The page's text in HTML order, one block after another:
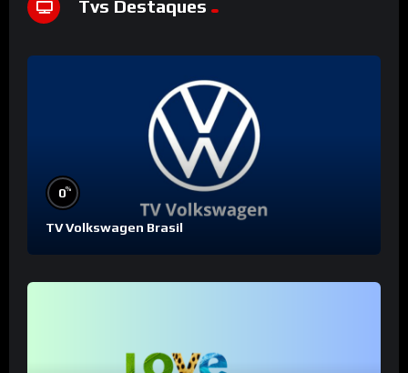
Tvs Destaques
0%
TV Volkswagen Brasil